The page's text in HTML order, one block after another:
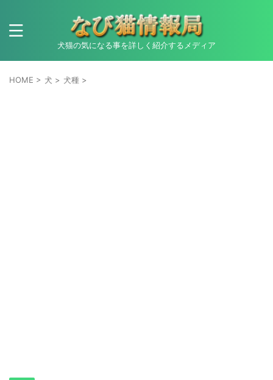
犬猫の気になる事を詳しく紹介するメディア
HOME > 犬 > 犬種 >